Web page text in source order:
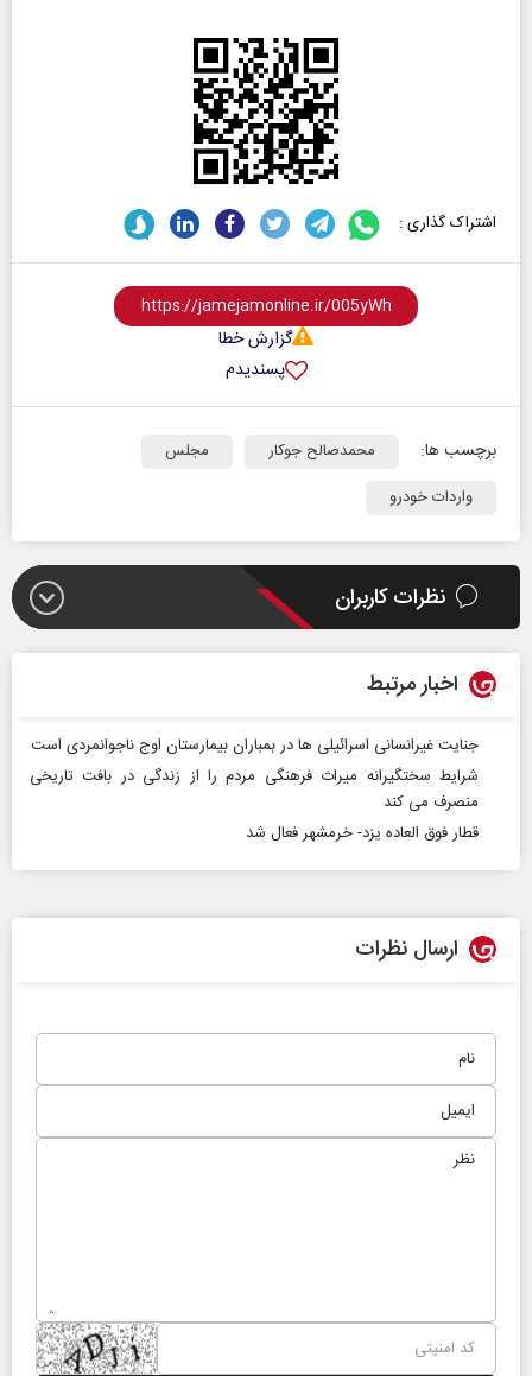
اشتراک گذاری :
گزارش خطا
پسندیدم
برچسب ها: محمدصالح جوکار
مجلس
واردات خودرو
نظرات کاربران
اخبار مرتبط
جنایت غیرانسانی اسرائیلی ها در بمباران بیمارستان اوج ناجوانمردی است
شرایط سختگیرانه میراث فرهنگی مردم را از زندگی در بافت تاریخی
منصرف می کند
قطار فوق العاده یزد- خرمشهر فعال شد
ارسال نظرات